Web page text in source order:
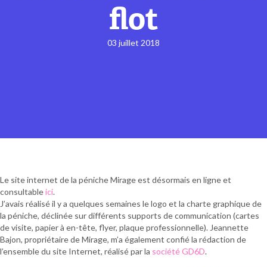
flot
03 juillet 2018
Le site internet de la péniche Mirage est désormais en ligne et
consultableici.
J’avais réalisé il y a quelques semaines le logo et la charte graphique de
la péniche, déclinée sur différents supports de communication (cartes
de visite, papier à en-tête, flyer, plaque professionnelle). Jeannette
Bajon, propriétaire de Mirage, m’a également confié la rédaction de
l’ensemble du site Internet, réalisé par la société GD6D.